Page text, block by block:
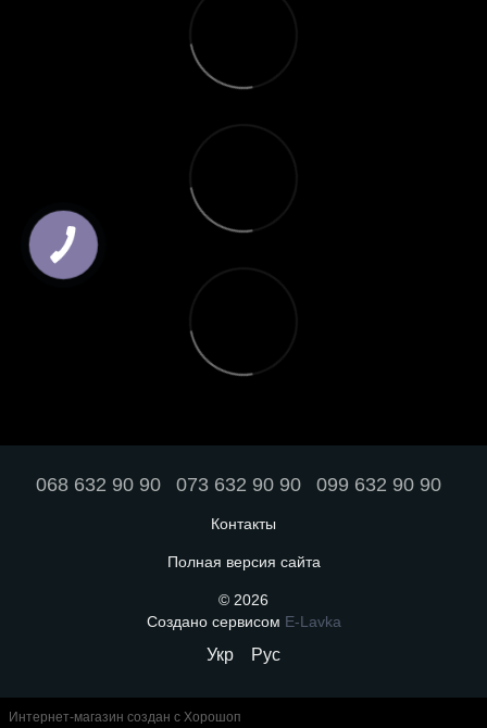
068 632 90 90 073 632 90 90 099 632 90 90
Контакты
Полная версия сайта
© 2026
Создано сервисом E-Lavka
Укр Рус
Интернет-магазин создан с Хорошоп